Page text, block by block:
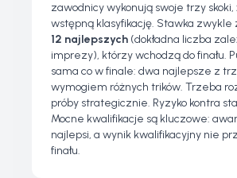
zawodnicy wykonują swoje trzy
wstępną klasyfikację. Stawka zwykle
12 najlepszych (dokładna liczba
imprezy), którzy wchodzą do finału.
sama co w finale: dwa najlepsze z
wymogiem różnych trików. Trzeba
próby strategicznie. Ryzyko kontra
Mocne kwalifikacje są kluczowe:
najlepsi, a wynik kwalifikacyjny nie
finału.